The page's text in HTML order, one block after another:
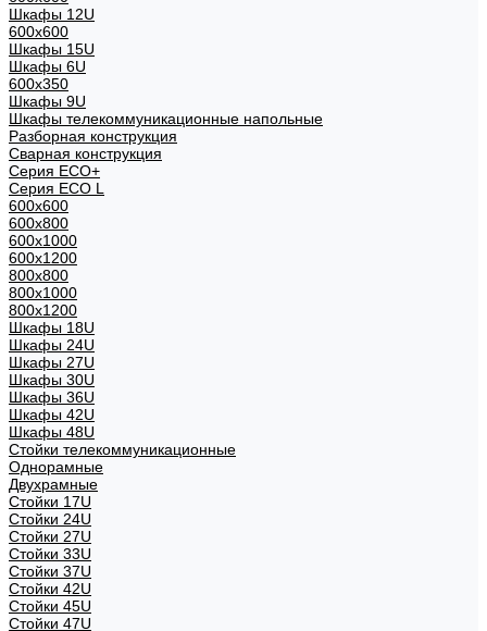
Шкафы 12U
600x600
Шкафы 15U
Шкафы 6U
600x350
Шкафы 9U
Шкафы телекоммуникационные напольные
Разборная конструкция
Сварная конструкция
Серия ECO+
Серия ECO L
600x600
600x800
600х1000
600х1200
800x800
800х1000
800х1200
Шкафы 18U
Шкафы 24U
Шкафы 27U
Шкафы 30U
Шкафы 36U
Шкафы 42U
Шкафы 48U
Стойки телекоммуникационные
Однорамные
Двухрамные
Стойки 17U
Стойки 24U
Стойки 27U
Стойки 33U
Стойки 37U
Стойки 42U
Стойки 45U
Стойки 47U